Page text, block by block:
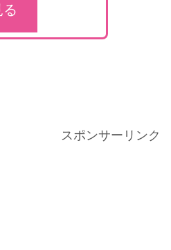
る
スポンサーリンク